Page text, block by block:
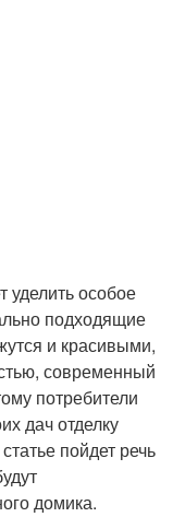
уделить особое
подходящие
и красивыми,
современный
потребители
дач отделку
пойдет речь
домика.